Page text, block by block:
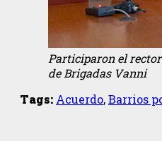
Participaron el
de Brigadas Vanni
Tags: Acuerdo,Barrios